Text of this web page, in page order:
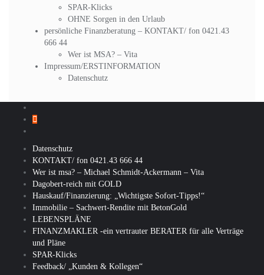
SPAR-Klicks
OHNE Sorgen in den Urlaub
persönliche Finanzberatung – KONTAKT/ fon 0421.43
666 44
Wer ist MSA? – Vita
Impressum/ERSTINFORMATION
Datenschutz
Datenschutz
KONTAKT/ fon 0421.43 666 44
Wer ist msa? – Michael Schmidt-Ackermann – Vita
Dagobert-reich mit GOLD
Hauskauf/Finanzierung: „Wichtigste Sofort-Tipps!“
Immobilie – Sachwert-Rendite mit BetonGold
LEBENSPLÄNE
FINANZMAKLER -ein vertrauter BERATER für alle Verträge
und Pläne
SPAR-Klicks
Feedback/ „Kunden & Kollegen“